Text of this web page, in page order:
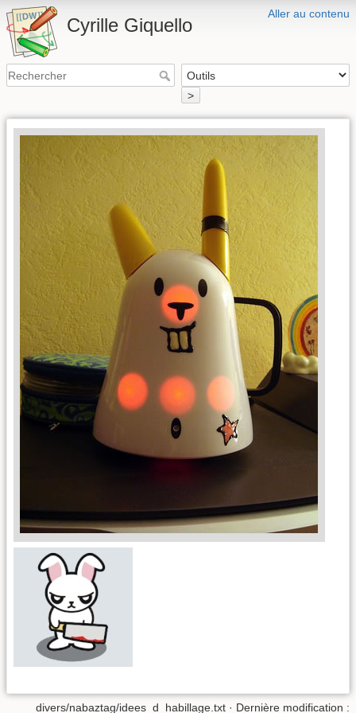
Aller au contenu
Cyrille Giquello
>
divers/nabaztag/idees_d_habillage.txt · Dernière modification :